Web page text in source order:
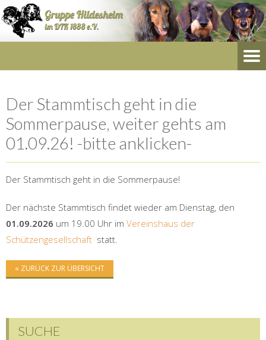
Der Stammtisch geht in die
Sommerpause, weiter gehts am
01.09.26! -bitte anklicken-
Der Stammtisch geht in die Sommerpause!
Der nächste Stammtisch findet wieder am Dienstag, den
01.09.2026 um 19.00 Uhr im Vereinshaus der
Schützengesellschaft statt.
« ZURÜCK ZUR ÜBERSICHT
SUCHE